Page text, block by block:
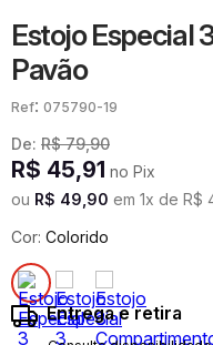
Estojo Especial
Pavão
: 075790-19
De: R$ 79,90
R$ 45,91 no Pix
ou R$ 49 90 em 1x de R$
Cor: Colorido
Entrega e retira